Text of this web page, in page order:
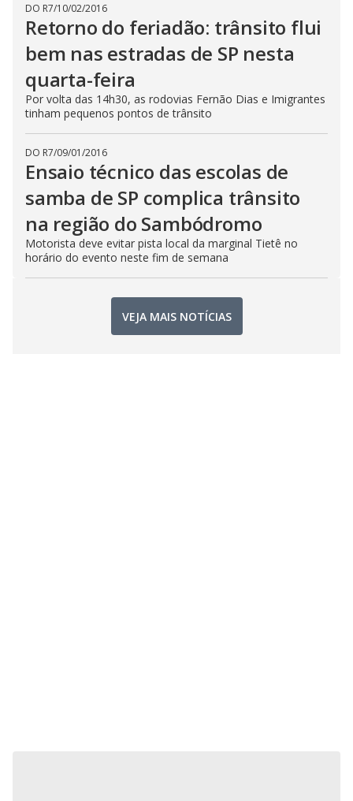
DO R7/10/02/2016
Retorno do feriadão: trânsito flui
bem nas estradas de SP nesta
quarta-feira
Por volta das 14h30, as rodovias Fernão Dias e Imigrantes
tinham pequenos pontos de trânsito
DO R7/09/01/2016
Ensaio técnico das escolas de
samba de SP complica trânsito
na região do Sambódromo
Motorista deve evitar pista local da marginal Tietê no
horário do evento neste fim de semana
VEJA MAIS NOTÍCIAS